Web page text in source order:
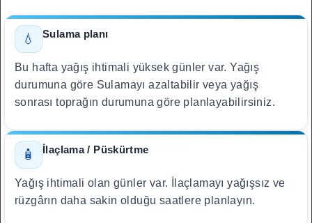
💧 Sulama planı
Bu hafta yağış ihtimali yüksek günler var. Yağış
durumuna göre Sulamayı azaltabilir veya yağış
sonrası toprağın durumuna göre planlayabilirsiniz.
🧴 İlaçlama / Püskürtme
Yağış ihtimali olan günler var. İlaçlamayı yağışsız ve
rüzgârın daha sakin olduğu saatlere planlayın.